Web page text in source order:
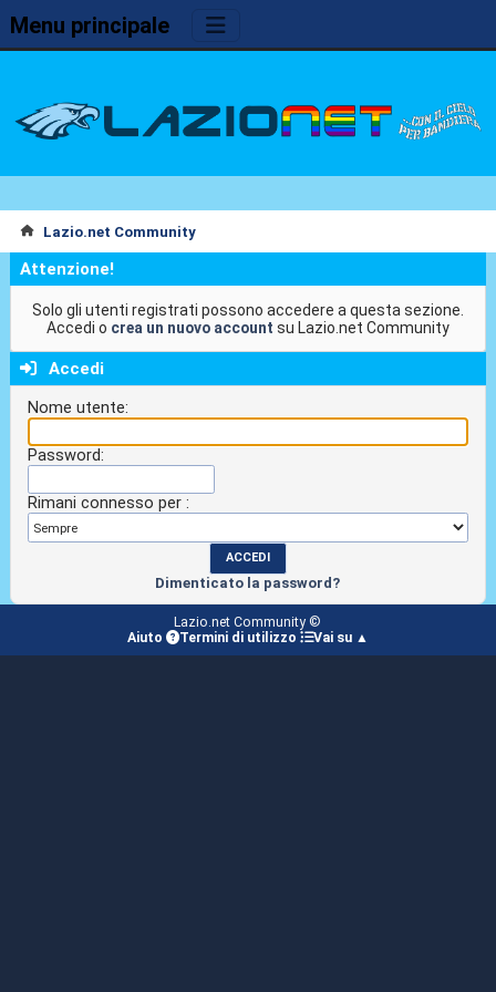
Menu principale
Lazio.net Community
Attenzione!
Solo gli utenti registrati possono accedere a questa sezione.
Accedi o crea un nuovo account su Lazio.net Community
Accedi
Nome utente:
Password:
Rimani connesso per :
Dimenticato la password?
Lazio.net Community ©
Aiuto
Termini di utilizzo Vai su ▲